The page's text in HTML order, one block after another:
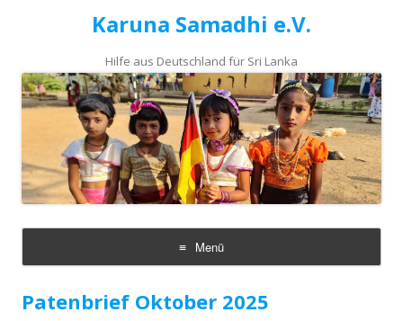
Karuna Samadhi e.V.
Hilfe aus Deutschland für Sri Lanka
Menü
Zum
springen
Patenbrief Oktober 2025